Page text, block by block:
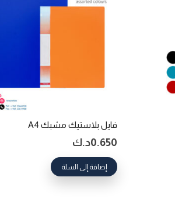
فايل بلاستيك مشبك A4
0.650د.ك
إضافة إلى السلة